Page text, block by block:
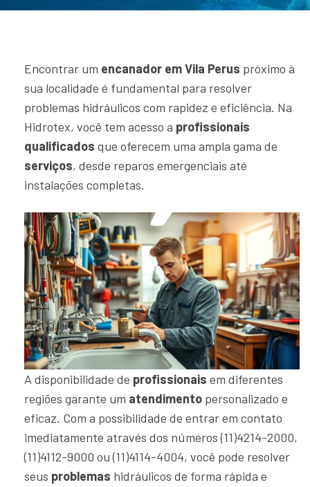
Encontrar um encanador em Vila Perus próximo à
sua localidade é fundamental para resolver
problemas hidráulicos com rapidez e eficiência. Na
Hidrotex, você tem acesso a profissionais
qualificados que oferecem uma ampla gama de
serviços, desde reparos emergenciais até
instalações completas.
A disponibilidade de profissionais em diferentes
regiões garante um atendimento personalizado e
eficaz. Com a possibilidade de entrar em contato
imediatamente através dos números (11)4214-2000,
(11)4112-9000 ou (11)4114-4004, você pode resolver
seus problemas hidráulicos de forma rápida e